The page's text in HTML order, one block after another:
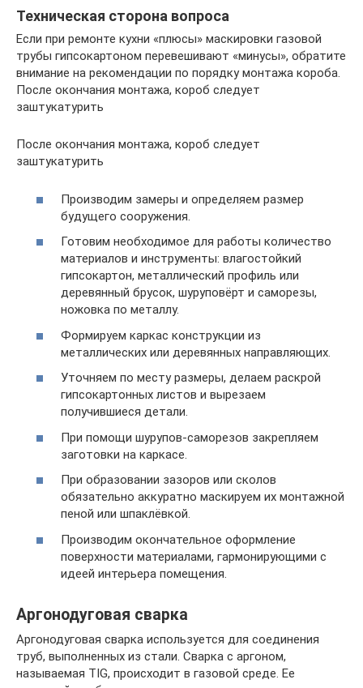
Техническая сторона вопроса
Если при ремонте кухни «плюсы» маскировки газовой
трубы гипсокартоном перевешивают «минусы», обратите
внимание на рекомендации по порядку монтажа короба.
После окончания монтажа, короб следует
заштукатурить
После окончания монтажа, короб следует
заштукатурить
Производим замеры и определяем размер
будущего сооружения.
Готовим необходимое для работы количество
материалов и инструменты: влагостойкий
гипсокартон, металлический профиль или
деревянный брусок, шуруповёрт и саморезы,
ножовка по металлу.
Формируем каркас конструкции из
металлических или деревянных направляющих.
Уточняем по месту размеры, делаем раскрой
гипсокартонных листов и вырезаем
получившиеся детали.
При помощи шурупов-саморезов закрепляем
заготовки на каркасе.
При образовании зазоров или сколов
обязательно аккуратно маскируем их монтажной
пеной или шпаклёвкой.
Производим окончательное оформление
поверхности материалами, гармонирующими с
идеей интерьера помещения.
Аргонодуговая сварка
Аргонодуговая сварка используется для соединения
труб, выполненных из стали. Сварка с аргоном,
называемая TIG, происходит в газовой среде. Ее